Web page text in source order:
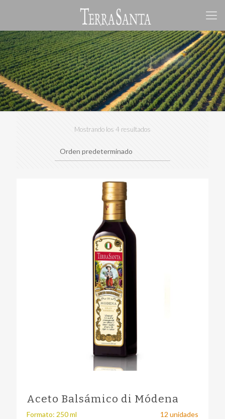
Mostrando los 4 resultados
Aceto Balsámico di Módena
Formato: 250 ml 12 unidades